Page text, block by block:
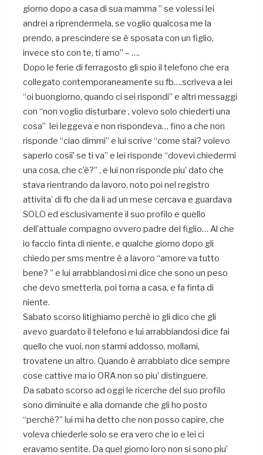
giorno dopo a casa di sua mamma ” se volessi lei
andrei a riprendermela, se voglio qualcosa me la
prendo, a prescindere se è sposata con un figlio,
invece sto con te, ti amo” – ….
Dopo le ferie di ferragosto gli spio il telefono che era
collegato contemporaneamente su fb….scriveva a lei
“oi buongiorno, quando ci sei rispondi” e altri messaggi
con “non voglio disturbare , volevo solo chiederti una
cosa” lei leggeva e non rispondeva… fino a che non
risponde “ciao dimmi” e lui scrive “come stai? volevo
saperlo cosiì’ se ti va” e lei risponde “dovevi chiedermi
una cosa, che c’è?” , e lui non risponde piu’ dato che
stava rientrando da lavoro, noto poi nel registro
attivita’ di fb che da li ad un mese cercava e guardava
SOLO ed esclusivamente il suo profilo e quello
dell’attuale compagno ovvero padre del figlio… Al che
io faccio finta di niente, e qualche giorno dopo gli
chiedo per sms mentre è a lavoro “amore va tutto
bene? ” e lui arrabbiandosi mi dice che sono un peso
che devo smetterla, poi torna a casa, e fa finta di
niente.
Sabato scorso litighiamo perchè io gli dico che gli
avevo guardato il telefono e lui arrabbiandosi dice fai
quello che vuoi, non starmi addosso, mollami,
trovatene un altro. Quando è arrabbiato dice sempre
cose cattive ma io ORA non so piu’ distinguere.
Da sabato scorso ad oggi le ricerche del suo profilo
sono diminuite e alla domande che gli ho posto
“perchè?” lui mi ha detto che non posso capire, che
voleva chiederle solo se era vero che io e lei ci
eravamo sentite. Da quel giorno loro non si sono piu’